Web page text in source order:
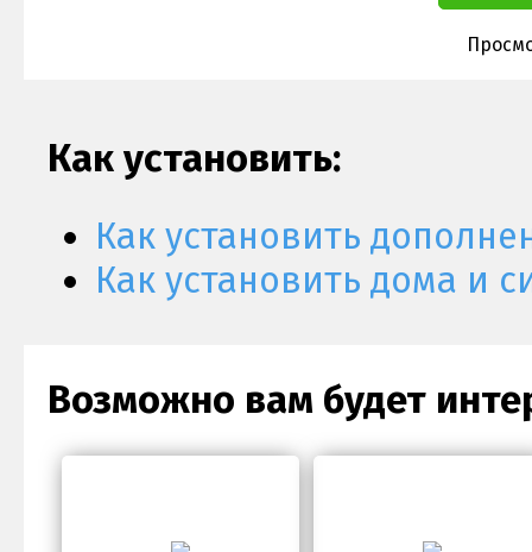
Как установить:
Как установить
Как установить дома и
Возможно вам будет